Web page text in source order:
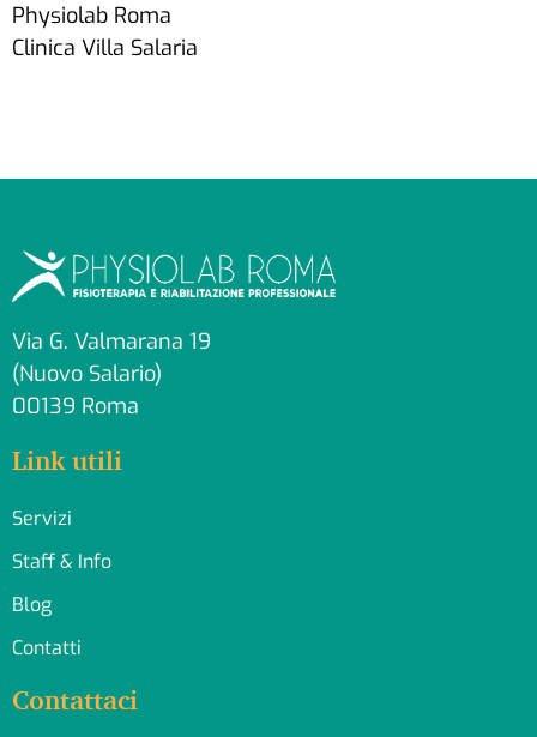
Physiolab Roma
Clinica Villa Salaria
Via G. Valmarana 19
(Nuovo Salario)
00139 Roma
Link utili
Servizi
Staff & Info
Blog
Contatti
Contattaci